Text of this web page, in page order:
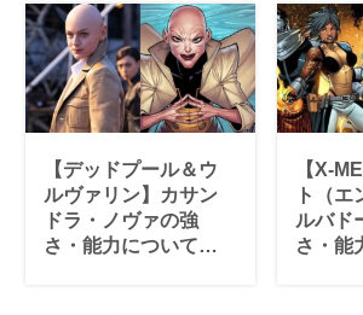
【デッドプール＆ウ
ルヴァリン】カサン
ドラ・ノヴァの強
さ・能力について解
【X-
ト（エ
ルバド
さ・能